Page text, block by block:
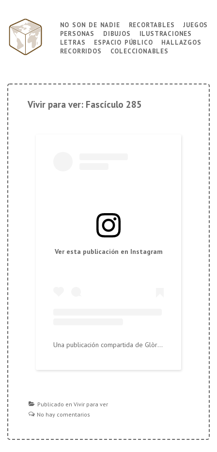
contenido
principal
Navegación
principal
no son de nadie recortables juegos
personas dibujos ilustraciones
letras espacio público hallazgos
recorridos coleccionables
Vivir para ver: Fascículo 285
Ver esta publicación en Instagram
Una publicación compartida de Glòria López Llebot (@tierralandia)
Publicado en Vivir para ver
No hay comentarios